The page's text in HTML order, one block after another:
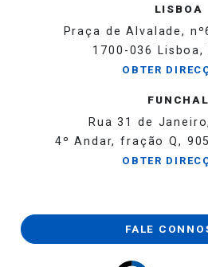
LISBOA
Praça de Alvalade,
1700-036 Lisboa,
OBTER
FUNCHAL
Rua 31 de
4º Andar, fração Q,
OBTER
FALE